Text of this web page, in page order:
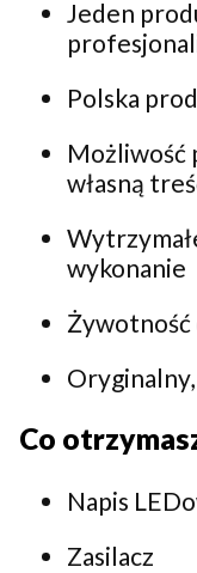
Jeden
Polska
Możliwość
własną
wykonanie
Żywotność
Co
Napis
Zasilacz